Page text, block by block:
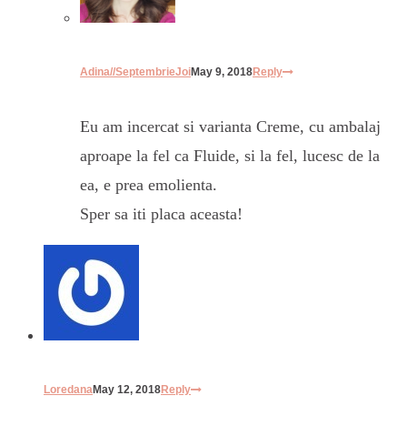
Adina//SeptembrieJoiMay 9, 2018Reply
Eu am incercat si varianta Creme, cu ambalaj
aproape la fel ca Fluide, si la fel, lucesc de la
ea, e prea emolienta.
Sper sa iti placa aceasta!
LoredanaMay 12, 2018Reply